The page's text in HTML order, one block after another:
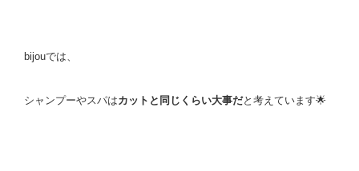
bijouでは、
シャンプーやスパはカットと同じくらい大事だと考えています🌟